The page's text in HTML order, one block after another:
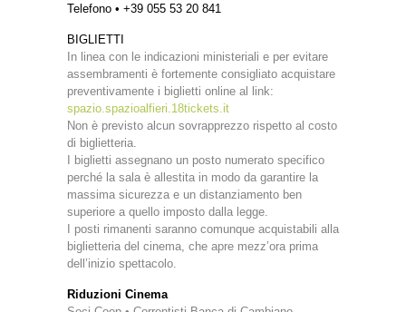
Telefono • +39 055 53 20 841
BIGLIETTI
In linea con le indicazioni ministeriali e per evitare
assembramenti è fortemente consigliato acquistare
preventivamente i biglietti online al link:
spazio.spazioalfieri.18tickets.it
Non è previsto alcun sovrapprezzo rispetto al costo
di biglietteria.
I biglietti assegnano un posto numerato specifico
perché la sala è allestita in modo da garantire la
massima sicurezza e un distanziamento ben
superiore a quello imposto dalla legge.
I posti rimanenti saranno comunque acquistabili alla
biglietteria del cinema, che apre mezz’ora prima
dell’inizio spettacolo.
Riduzioni Cinema